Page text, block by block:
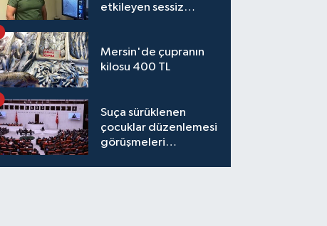
etkileyen sessiz
Mersin'de çupranın
kilosu 400 TL
Suça sürüklenen
çocuklar düzenlemesi
görüşmeleri